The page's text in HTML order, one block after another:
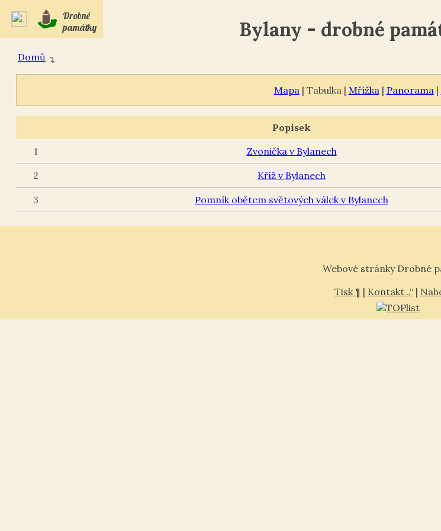
Drobné
památky
Bylany - drobné
Domů ↴
Mapa | Tabulka | Mřížka | Panorama |
Popisek
1
Zvonička v Bylanech
2 Kříž v Bylanech
3 Pomník obětem světových válek v Bylanech
Webové stránky Drobné
Tisk ¶ | Kontakt „“|